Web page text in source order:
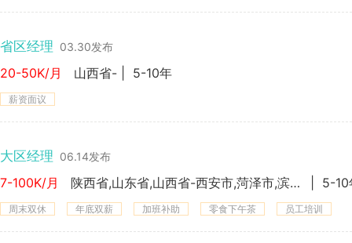
省区经理 03.30发布
20-50K/月 山西省- 5-10年
薪资面议
大区经理 06.14发布
7-100K/月 陕西省,山东省,山西省-西安市,菏泽市,滨州市,德州市,临沂市,莱芜市,日照市,威海市,泰安市,济宁市,潍坊市,东营市,枣庄市,淄博市,青岛市,济南市,忻州市,吕梁市,临汾市,运城市,晋中市,朔州市,晋城市,长治市,阳泉市,大同市,太原市 5-10
周末双休 年底双薪 加班补助 零食下午茶 员工培训